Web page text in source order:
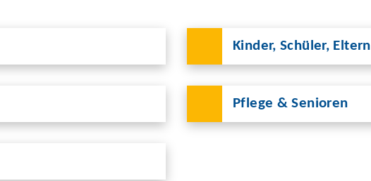
Kinder, Schüler, Eltern
Pflege & Senioren